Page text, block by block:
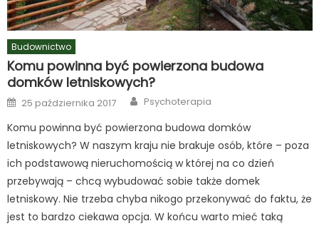
Budownictwo
Komu powinna być powierzona budowa
domków letniskowych?
Posted
on
25 października 2017 Author
Psychoterapia
Komu powinna być powierzona budowa domków
letniskowych? W naszym kraju nie brakuje osób, które – poza
ich podstawową nieruchomością w której na co dzień
przebywają – chcą wybudować sobie także domek
letniskowy. Nie trzeba chyba nikogo przekonywać do faktu, że
jest to bardzo ciekawa opcja. W końcu warto mieć taką